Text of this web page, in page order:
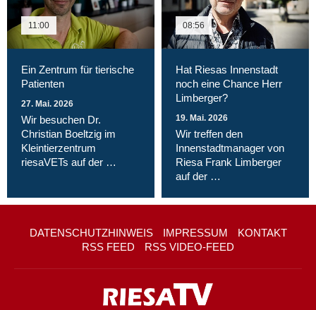
11:00
Ein Zentrum für tierische
Patienten
27. Mai. 2026
Wir besuchen Dr.
Christian Boeltzig im
Kleintierzentrum
riesaVETs auf der …
08:56
Hat Riesas Innenstadt
noch eine Chance Herr
Limberger?
19. Mai. 2026
Wir treffen den
Innenstadtmanager von
Riesa Frank Limberger
auf der …
DATENSCHUTZHINWEIS IMPRESSUM
KONTAKT
RSS FEED
RSS VIDEO-FEED